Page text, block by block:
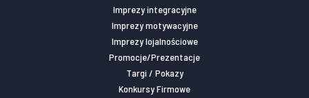
Imprezy integracyjne
Imprezy motywacyjne
Imprezy lojalnościowe
Promocje/Prezentacje
Targi / Pokazy
Konkursy Firmowe